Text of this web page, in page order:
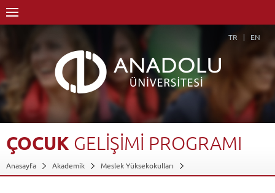
TR EN
ÇOCUK GELİŞİMİ PROGRAMI
Anasayfa Akademik
Meslek Yüksekokulları